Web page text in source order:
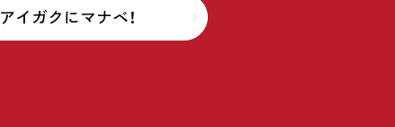
アイガクにマナベ！